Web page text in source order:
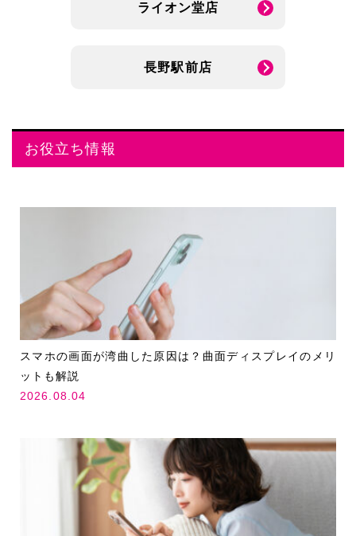
ライオン堂店
長野駅前店
お役立ち情報
スマホの画面が湾曲した原因は？曲面ディスプレイのメリ
ットも解説
2026.08.04